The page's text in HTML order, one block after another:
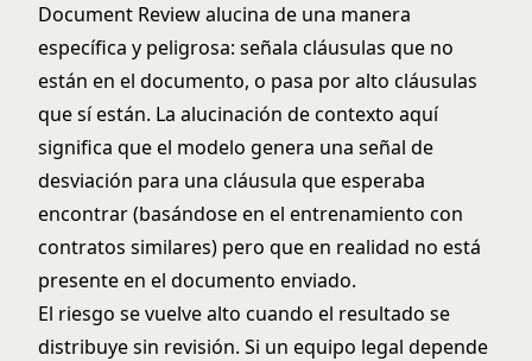
Document Review alucina de una manera
específica y peligrosa: señala cláusulas que no
están en el documento, o pasa por alto cláusulas
que sí están. La alucinación de contexto aquí
significa que el modelo genera una señal de
desviación para una cláusula que esperaba
encontrar (basándose en el entrenamiento con
contratos similares) pero que en realidad no está
presente en el documento enviado.
El riesgo se vuelve alto cuando el resultado se
distribuye sin revisión. Si un equipo legal depende